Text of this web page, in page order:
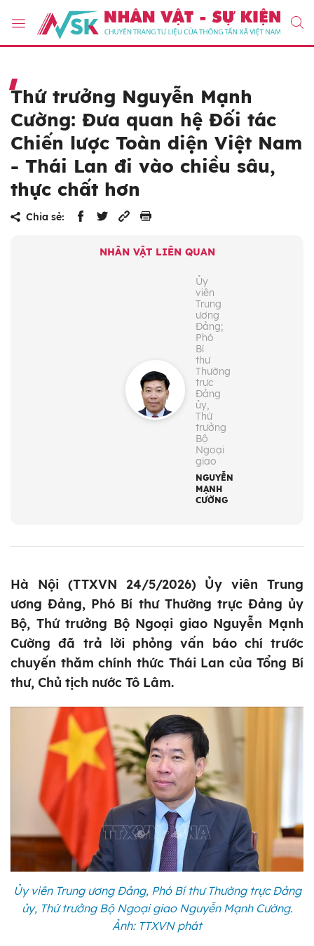
Thứ trưởng Nguyễn Mạnh
Cường: Đưa quan hệ Đối tác
Chiến lược Toàn diện Việt Nam
- Thái Lan đi vào chiều sâu,
thực chất hơn
Chia sẻ:
NHÂN VẬT LIÊN QUAN
Ủy
viên
Trung
ương
Đảng;
Phó
Bí
thư
Thường
trực
Đảng
ủy,
Thứ
trưởng
Bộ
Ngoại
giao
NGUYỄN
MẠNH
CƯỜNG
Hà Nội (TTXVN 24/5/2026) Ủy viên Trung
ương Đảng, Phó Bí thư Thường trực Đảng ủy
Bộ, Thứ trưởng Bộ Ngoại giao Nguyễn Mạnh
Cường đã trả lời phỏng vấn báo chí trước
chuyến thăm chính thức Thái Lan của Tổng Bí
thư, Chủ tịch nước Tô Lâm.
Ủy viên Trung ương Đảng, Phó Bí thư Thường trực Đảng
ủy, Thứ trưởng Bộ Ngoại giao Nguyễn Mạnh Cường.
Ảnh: TTXVN phát